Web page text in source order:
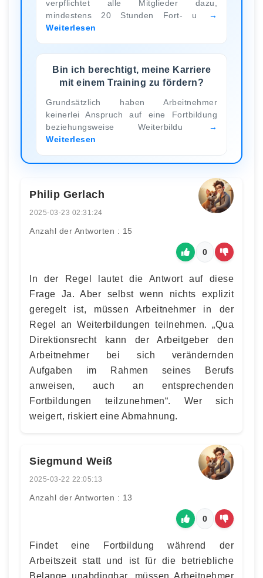
verpflichtet alle Mitglieder dazu,
mindestens 20 Stunden Fort- u
Weiterlesen
Bin ich berechtigt, meine Karriere
mit einem Training zu fördern?
Grundsätzlich haben Arbeitnehmer
keinerlei Anspruch auf eine Fortbildung
beziehungsweise Weiterbildu
Weiterlesen
Philip Gerlach
2025-03-23 02:31:24
Anzahl der Antworten : 15
0
In der Regel lautet die Antwort auf diese
Frage Ja. Aber selbst wenn nichts explizit
geregelt ist, müssen Arbeitnehmer in der
Regel an Weiterbildungen teilnehmen. „Qua
Direktionsrecht kann der Arbeitgeber den
Arbeitnehmer bei sich verändernden
Aufgaben im Rahmen seines Berufs
anweisen, auch an entsprechenden
Fortbildungen teilzunehmen“. Wer sich
weigert, riskiert eine Abmahnung.
Siegmund Weiß
2025-03-22 22:05:13
Anzahl der Antworten : 13
0
Findet eine Fortbildung während der
Arbeitszeit statt und ist für die betriebliche
Belange unabdingbar, müssen Arbeitnehmer